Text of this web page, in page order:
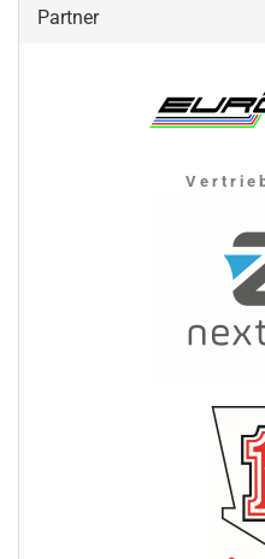
Partner
V e r t r i e